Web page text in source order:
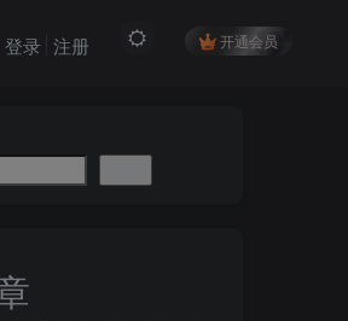
开通会员
登录 注册